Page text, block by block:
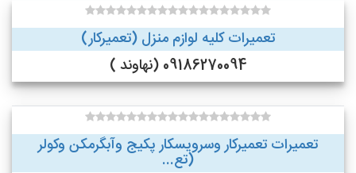
تعمیرات کلیه لوازم منزل (تعمیرکار)
09186270094 (نهاوند )
تعمیرات تعمیرکار وسرویسکار پکیج وآبگرمکن وکولر
(تع...